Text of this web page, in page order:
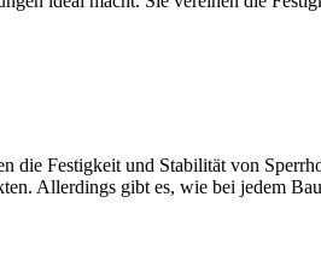
die Festigkeit und Stabilität von
Allerdings gibt es, wie bei jedem